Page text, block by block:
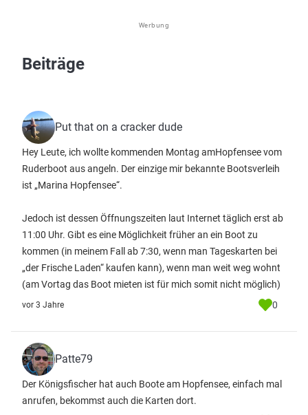
Werbung
Beiträge
Put that on a cracker dude
Hey Leute, ich wollte kommenden Montag amHopfensee vom
Ruderboot aus angeln. Der einzige mir bekannte Bootsverleih
ist „Marina Hopfensee“.
Jedoch ist dessen Öffnungszeiten laut Internet täglich erst ab
11:00 Uhr. Gibt es eine Möglichkeit früher an ein Boot zu
kommen (in meinem Fall ab 7:30, wenn man Tageskarten bei
„der Frische Laden“ kaufen kann), wenn man weit weg wohnt
(am Vortag das Boot mieten ist für mich somit nicht möglich)
vor 3 Jahre 0
Patte79
Der Königsfischer hat auch Boote am Hopfensee, einfach mal
anrufen, bekommst auch die Karten dort.